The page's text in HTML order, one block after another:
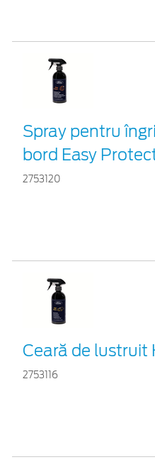
Spray pentru
bord Easy
2753120
Ceară de lustruit
2753116